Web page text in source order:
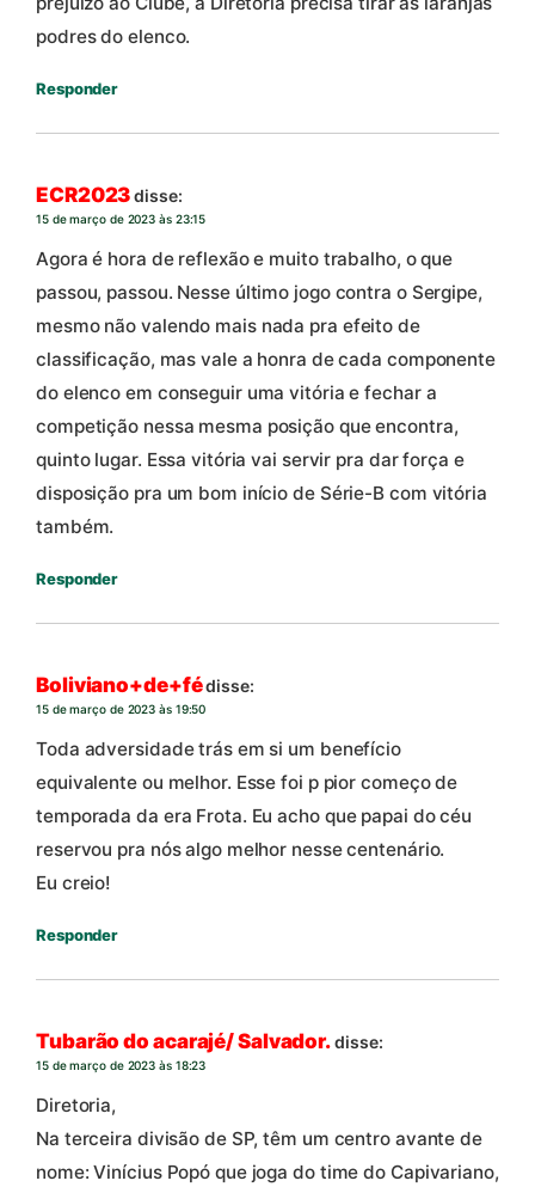
podres do elenco.
Responder
ECR2023disse:
15 de março de 2023 às 23:15
Agora é hora de reflexão e muito trabalho, o que
passou, passou. Nesse último jogo contra o Sergipe,
mesmo não valendo mais nada pra efeito de
classificação, mas vale a honra de cada componente
do elenco em conseguir uma vitória e fechar a
competição nessa mesma posição que encontra,
quinto lugar. Essa vitória vai servir pra dar força e
disposição pra um bom início de Série-B com vitória
também.
Responder
Boliviano+de+fédisse:
15 de março de 2023 às 19:50
Toda adversidade trás em si um benefício
equivalente ou melhor. Esse foi p pior começo de
temporada da era Frota. Eu acho que papai do céu
reservou pra nós algo melhor nesse centenário.
Eu creio!
Responder
Tubarão do acarajé/ Salvador.disse:
15 de março de 2023 às 18:23
Diretoria,
Na terceira divisão de SP, têm um centro avante de
nome: Vinícius Popó que joga do time do Capivariano,